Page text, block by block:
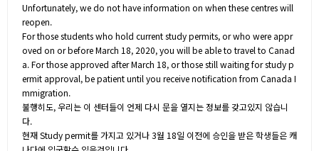
Unfortunately, we do not have information on when these centres will
reopen.
For those students who hold current study permits, or who were appr
oved on or before March 18, 2020, you will be able to travel to Canad
a. For those approved after March 18, or those still waiting for study p
ermit approval, be patient until you receive notification from Canada I
mmigration.
불행히도, 우리는 이 센터들이 언제 다시 문을 열지는 정보를 갖고있지 않습니
다.
현재 Study permit를 가지고 있거나 3월 18일 이전에 승인을 받은 학생들은 캐